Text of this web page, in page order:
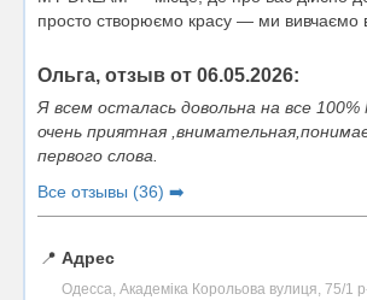
просто створюємо красу — ми вивчаємо
Ольга, отзыв от 06.05.2026:
Я всем осталась довольна на все
очень приятная
первого слова.
Все отзывы (36) ➡️
📍 Адрес
Одесса, Академіка Корольова вулиця, 75/1